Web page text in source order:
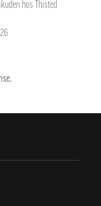
hos Thisted